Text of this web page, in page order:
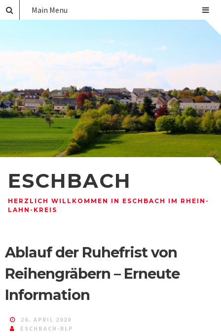
ESCHBACH
HERZLICH WILLKOMMEN IN ESCHBACH IM RHEIN-
LAHN-KREIS
Main Menu
Ablauf der Ruhefrist von
Reihengräbern – Erneute
Information
26. APRIL 2020
ESCHBACH-RLP